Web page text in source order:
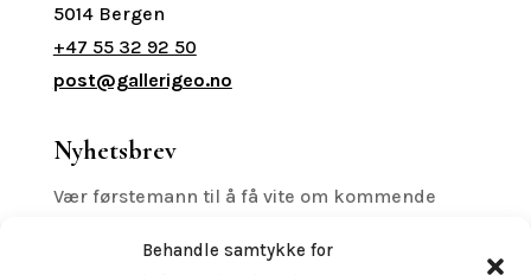
Behandle samtykke for
5014 Bergen
+47 55 32 92 50
post@gallerigeo.no
Nyhetsbrev
Vær førstemann til å få vite om kommende